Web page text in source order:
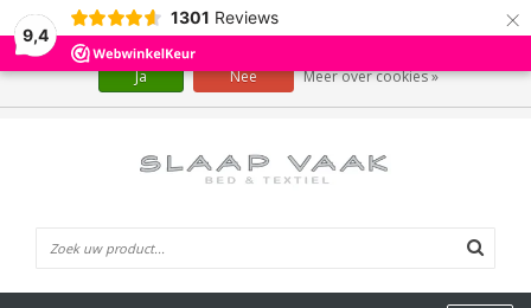
9,4
1301 Reviews ×
Wij slaan cookies op om onze website te verbeteren. Is dat akkoord?
Ja Nee Meer over cookies »